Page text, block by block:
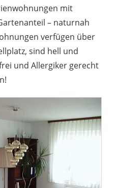
mit
– naturnah
verfügen über
sind hell und
und Allergiker gerecht